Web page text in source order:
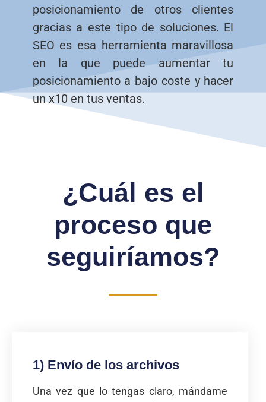
posicionamiento de otros clientes
gracias a este tipo de soluciones. El
SEO es esa herramienta maravillosa
en la que puede aumentar tu
posicionamiento a bajo coste y hacer
un x10 en tus ventas.
¿Cuál es el
proceso que
seguiríamos?
1) Envío de los archivos
Una vez que lo tengas claro, mándame